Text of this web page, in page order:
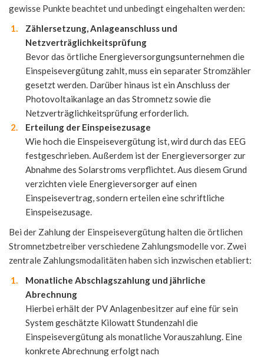
gewisse Punkte beachtet und unbedingt eingehalten werden:
Zählersetzung, Anlageanschluss und
Netzverträglichkeitsprüfung
Bevor das örtliche Energieversorgungsunternehmen die
Einspeisevergütung zahlt, muss ein separater Stromzähler
gesetzt werden. Darüber hinaus ist ein Anschluss der
Photovoltaikanlage an das Stromnetz sowie die
Netzverträglichkeitsprüfung erforderlich.
Erteilung der Einspeisezusage
Wie hoch die Einspeisevergütung ist, wird durch das EEG
festgeschrieben. Außerdem ist der Energieversorger zur
Abnahme des Solarstroms verpflichtet. Aus diesem Grund
verzichten viele Energieversorger auf einen
Einspeisevertrag, sondern erteilen eine schriftliche
Einspeisezusage.
Bei der Zahlung der Einspeisevergütung halten die örtlichen
Stromnetzbetreiber verschiedene Zahlungsmodelle vor. Zwei
zentrale Zahlungsmodalitäten haben sich inzwischen etabliert:
Monatliche Abschlagszahlung und jährliche
Abrechnung
Hierbei erhält der PV Anlagenbesitzer auf eine für sein
System geschätzte Kilowatt Stundenzahl die
Einspeisevergütung als monatliche Vorauszahlung. Eine
konkrete Abrechnung erfolgt nach